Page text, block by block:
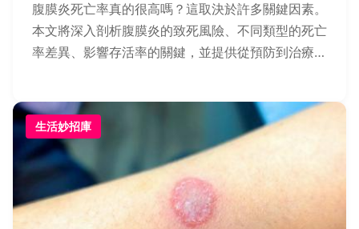
腹膜炎死亡率真的很高嗎？這取決於許多關鍵因素。
本文將深入剖析腹膜炎的致死風險、不同類型的死亡
率差異、影響存活率的關鍵，並提供從預防到治療的
生活妙招庫